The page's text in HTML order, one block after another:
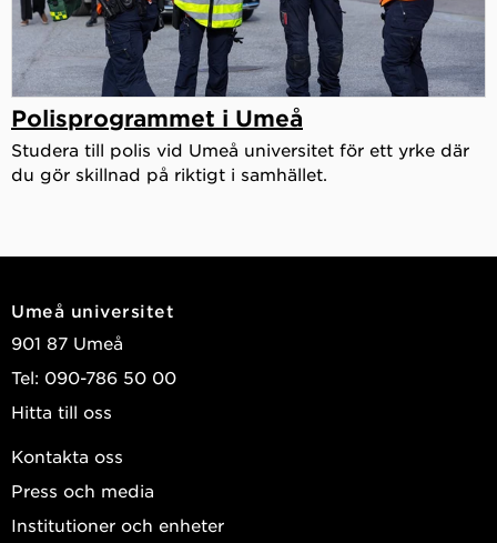
Polisprogrammet i Umeå
Studera till polis vid Umeå universitet för ett yrke där
du gör skillnad på riktigt i samhället.
Umeå universitet
901 87 Umeå
Tel: 090-786 50 00
Hitta till oss
Kontakta oss
Press och media
Institutioner och enheter